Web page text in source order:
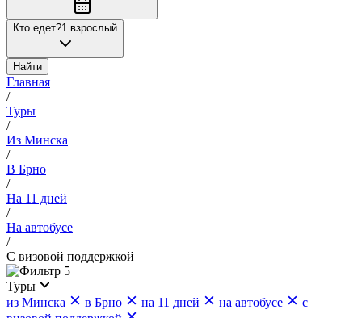
Кто едет?1 взрослый
Найти
Главная
/
Туры
/
Из Минска
/
В Брно
/
На 11 дней
/
На автобусе
/
С визовой поддержкой
5
Туры
из Минска
в Брно на 11 дней на автобусе
с